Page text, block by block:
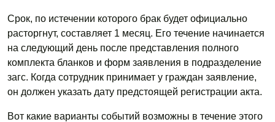
Срок, по истечении которого брак будет официально
расторгнут, составляет 1 месяц. Его течение начинается
на следующий день после представления полного
комплекта бланков и форм заявления в подразделение
загс. Когда сотрудник принимает у граждан заявление,
он должен указать дату предстоящей регистрации акта.
Вот какие варианты событий возможны в течение этого